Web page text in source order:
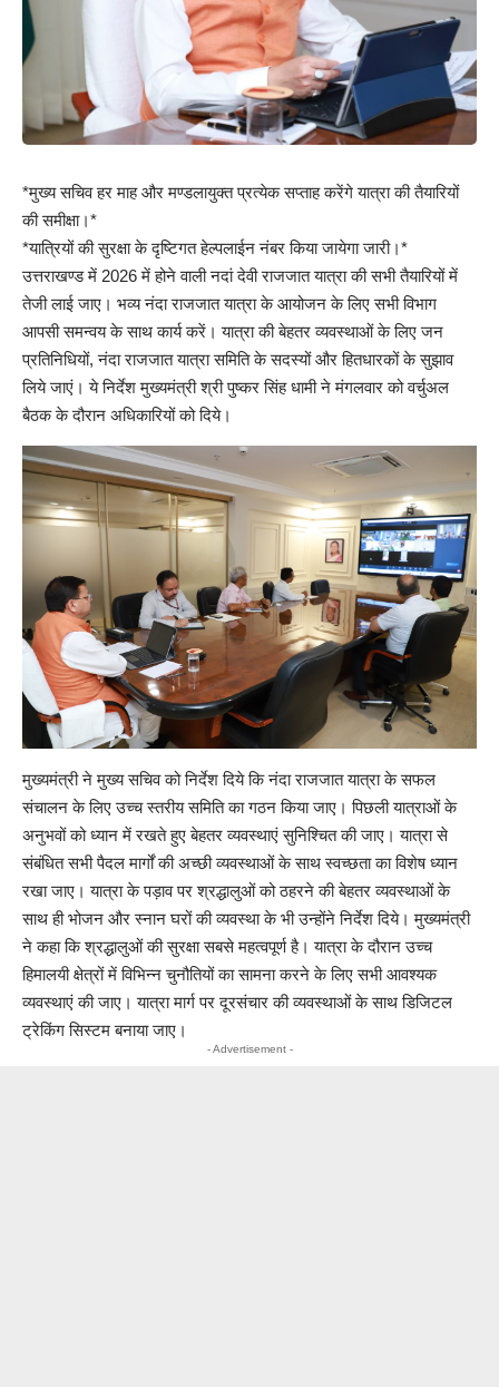
*मुख्य सचिव हर माह और मण्डलायुक्त प्रत्येक सप्ताह करेंगे यात्रा की तैयारियों
की समीक्षा।*
*यात्रियों की सुरक्षा के दृष्टिगत हेल्पलाईन नंबर किया जायेगा जारी।*
उत्तराखण्ड में 2026 में होने वाली नदां देवी राजजात यात्रा की सभी तैयारियों में
तेजी लाई जाए। भव्य नंदा राजजात यात्रा के आयोजन के लिए सभी विभाग
आपसी समन्वय के साथ कार्य करें। यात्रा की बेहतर व्यवस्थाओं के लिए जन
प्रतिनिधियों, नंदा राजजात यात्रा समिति के सदस्यों और हितधारकों के सुझाव
लिये जाएं। ये निर्देश मुख्यमंत्री श्री पुष्कर सिंह धामी ने मंगलवार को वर्चुअल
बैठक के दौरान अधिकारियों को दिये।
मुख्यमंत्री ने मुख्य सचिव को निर्देश दिये कि नंदा राजजात यात्रा के सफल
संचालन के लिए उच्च स्तरीय समिति का गठन किया जाए। पिछली यात्राओं के
अनुभवों को ध्यान में रखते हुए बेहतर व्यवस्थाएं सुनिश्चित की जाए। यात्रा से
संबंधित सभी पैदल मार्गों की अच्छी व्यवस्थाओं के साथ स्वच्छता का विशेष ध्यान
रखा जाए। यात्रा के पड़ाव पर श्रद्धालुओं को ठहरने की बेहतर व्यवस्थाओं के
साथ ही भोजन और स्नान घरों की व्यवस्था के भी उन्होंने निर्देश दिये। मुख्यमंत्री
ने कहा कि श्रद्धालुओं की सुरक्षा सबसे महत्वपूर्ण है। यात्रा के दौरान उच्च
हिमालयी क्षेत्रों में विभिन्न चुनौतियों का सामना करने के लिए सभी आवश्यक
व्यवस्थाएं की जाए। यात्रा मार्ग पर दूरसंचार की व्यवस्थाओं के साथ डिजिटल
ट्रेकिंग सिस्टम बनाया जाए।
- Advertisement -